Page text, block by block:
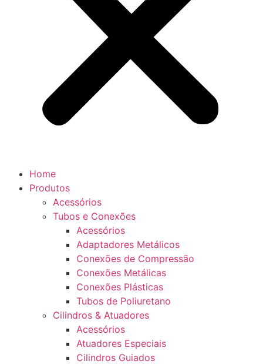
Home
Produtos
Acessórios
Tubos e Conexões
Acessórios
Adaptadores Metálicos
Conexões de Compressão
Conexões Metálicas
Conexões Plásticas
Tubos de Poliuretano
Cilindros & Atuadores
Acessórios
Atuadores Especiais
Cilindros Guiados